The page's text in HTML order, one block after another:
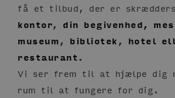
få et tilbud, der er
kontor, din begivenhed,
museum, bibliotek, hotel
restaurant.
Vi ser frem til at hjælpe dig
rum til at fungere for dig.